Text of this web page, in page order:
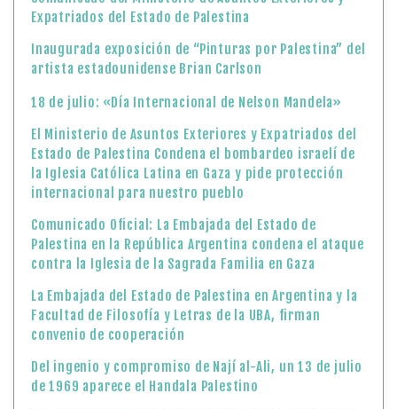
Expatriados del Estado de Palestina
Inaugurada exposición de “Pinturas por Palestina” del
artista estadounidense Brian Carlson
18 de julio: «Día Internacional de Nelson Mandela»
El Ministerio de Asuntos Exteriores y Expatriados del
Estado de Palestina Condena el bombardeo israelí de
la Iglesia Católica Latina en Gaza y pide protección
internacional para nuestro pueblo
Comunicado Oficial: La Embajada del Estado de
Palestina en la República Argentina condena el ataque
contra la Iglesia de la Sagrada Familia en Gaza
La Embajada del Estado de Palestina en Argentina y la
Facultad de Filosofía y Letras de la UBA, firman
convenio de cooperación
Del ingenio y compromiso de Nají al-Ali, un 13 de julio
de 1969 aparece el Handala Palestino